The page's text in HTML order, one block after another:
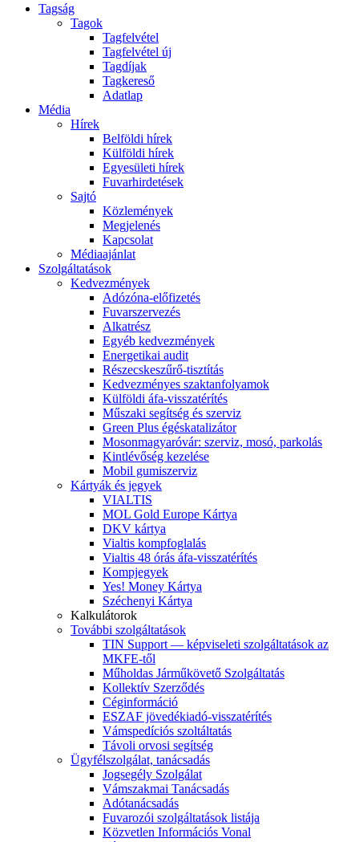
Tagság
Tagok
Tagfelvétel
Tagfelvétel új
Tagdíjak
Tagkereső
Adatlap
Média
Hírek
Belföldi hírek
Külföldi hírek
Egyesületi hírek
Fuvarhirdetések
Sajtó
Közlemények
Megjelenés
Kapcsolat
Médiaajánlat
Szolgáltatások
Kedvezmények
Adózóna-előfizetés
Fuvarszervezés
Alkatrész
Egyéb kedvezmények
Energetikai audit
Részecskeszűrő-tisztítás
Kedvezményes szaktanfolyamok
Külföldi áfa-visszatérítés
Műszaki segítség és szerviz
Green Plus égéskatalizátor
Mosonmagyaróvár: szerviz, mosó, parkolás
Kintlévőség kezelése
Mobil gumiszerviz
Kártyák és jegyek
VIALTIS
MOL Gold Europe Kártya
DKV kártya
Vialtis kompfoglalás
Vialtis 48 órás áfa-visszatérítés
Kompjegyek
Yes! Money Kártya
Széchenyi Kártya
Kalkulátorok
További szolgáltatások
TIN Support — képviseleti szolgáltatások az
MKFE-től
Műholdas Járműkövető Szolgáltatás
Kollektív Szerződés
Céginformáció
ESZAF jövedékiadó-visszatérítés
Vámspedíciós szoltáltatás
Távoli orvosi segítség
Ügyfélszolgálat, tanácsadás
Jogsegély Szolgálat
Vámszakmai Tanácsadás
Adótanácsadás
Fuvarozói szolgáltatások listája
Közvetlen Információs Vonal